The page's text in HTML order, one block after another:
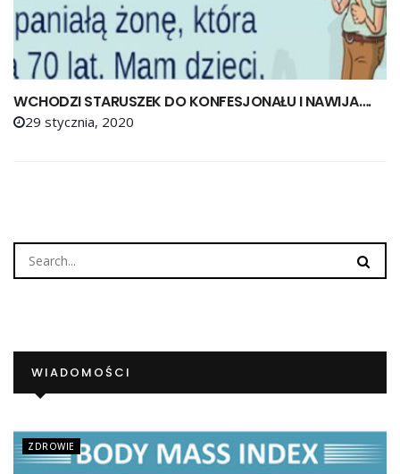
WCHODZI STARUSZEK DO KONFESJONAŁU I NAWIJA….
29 stycznia, 2020
WIADOMOŚCI
ZDROWIE